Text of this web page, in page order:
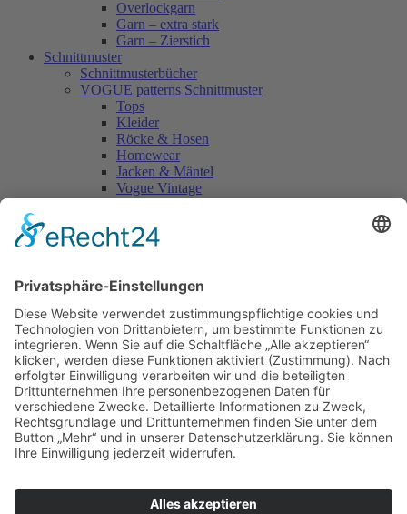
Overlockgarn
Garn – extra stark
Garn – Zierstich
Schnittmuster
Schnittmusterbücher
VOGUE patterns Schnittmuster
Tops
Kleider
Röcke & Hosen
Homewear
Jacken & Mäntel
Vogue Vintage
Accessoires
Kleider
Homewear
Jacken & Mäntel
Curvy
Herren
Kids
Burda Fantasy
Accessoires & Deko
NEU im Shop
SALE
Suchen